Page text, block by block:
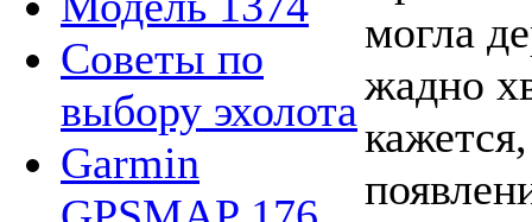
Советы по
выбору эхолота
Garmin
могла
жадно